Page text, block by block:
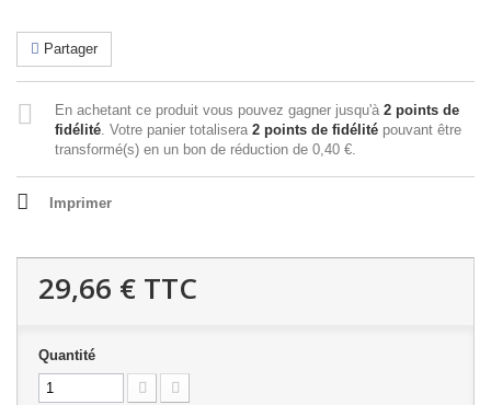
Partager
En achetant ce produit vous pouvez gagner jusqu'à 2 points de
fidélité. Votre panier totalisera 2 points de fidélité pouvant être
transformé(s) en un bon de réduction de 0,40 €.
Imprimer
29,66 € TTC
Quantité